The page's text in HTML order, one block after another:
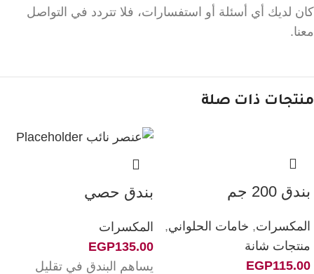
كان لديك أي أسئلة أو استفسارات، فلا تتردد في التواصل
معنا.
منتجات ذات صلة
بندق 200 جم
المكسرات, خامات الحلواني,
منتجات شانة
EGP115.00
بندق حصي
المكسرات
EGP135.00
يساهم البندق في تقليل